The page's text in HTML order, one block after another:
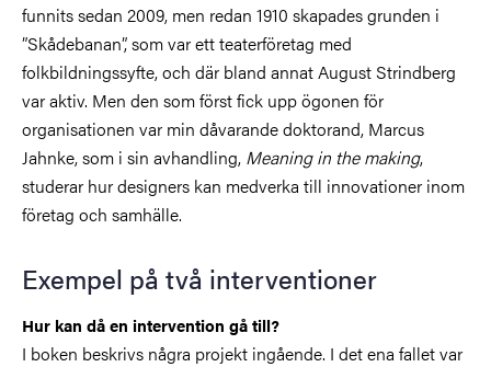
funnits sedan 2009, men redan 1910 skapades grunden i
”Skådebanan”, som var ett teaterföretag med
folkbildningssyfte, och där bland annat August Strindberg
var aktiv. Men den som först fick upp ögonen för
organisationen var min dåvarande doktorand, Marcus
Jahnke, som i sin avhandling, Meaning in the making,
studerar hur designers kan medverka till innovationer inom
företag och samhälle.
Exempel på två interventioner
Hur kan då en intervention gå till?
I boken beskrivs några projekt ingående. I det ena fallet var